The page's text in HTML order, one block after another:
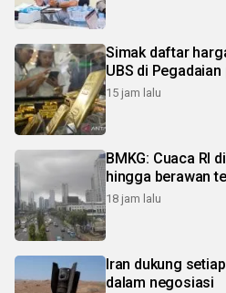
Simak daftar
UBS di
15 jam lalu
BMKG: Cuaca RI
hingga berawan
18 jam lalu
Iran dukung
dalam negosiasi